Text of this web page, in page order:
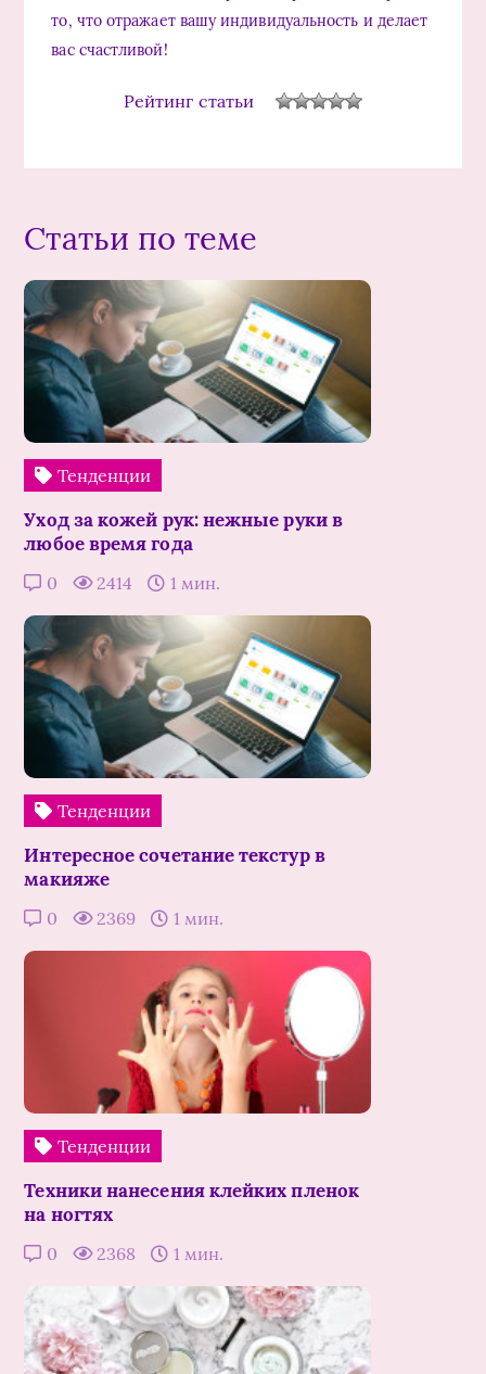
то, что отражает вашу индивидуальность и делает
вас счастливой!
Рейтинг статьи
Статьи по теме
Тенденции
Уход за кожей рук: нежные руки в
любое время года
0 2414 1 мин.
Тенденции
Интересное сочетание текстур в
макияже
0 2369 1 мин.
Тенденции
Техники нанесения клейких пленок
на ногтях
0 2368 1 мин.